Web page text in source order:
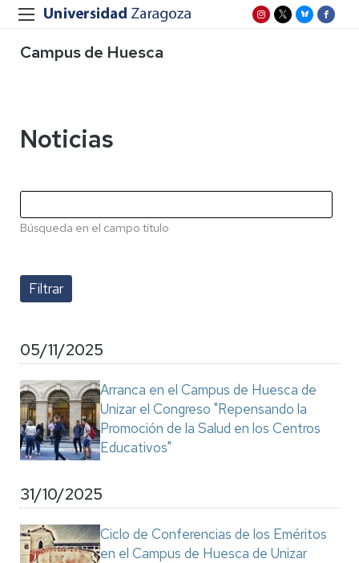
Campus de Huesca
Noticias
Búsqueda en el campo título
05/11/2025
Arranca en el Campus de Huesca de
Unizar el Congreso "Repensando la
Promoción de la Salud en los Centros
Educativos"
31/10/2025
Ciclo de Conferencias de los Eméritos
en el Campus de Huesca de Unizar